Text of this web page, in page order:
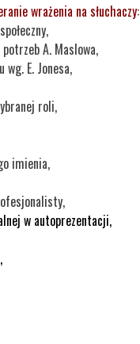
wrażenia na słuchaczy:
A. Maslowa,
E. Jonesa,
roli,
imienia,
w autoprezentacji,